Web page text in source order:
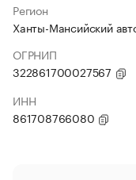
Регион
Ханты-Мансийский
ОГРНИП
322861700027567
ИНН
861708766080